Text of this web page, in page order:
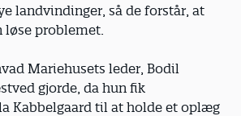
landvindinger, så de forstår, at
løse problemet.
Mariehusets leder, Bodil
gjorde, da hun fik
Kabbelgaard til at holde et oplæg